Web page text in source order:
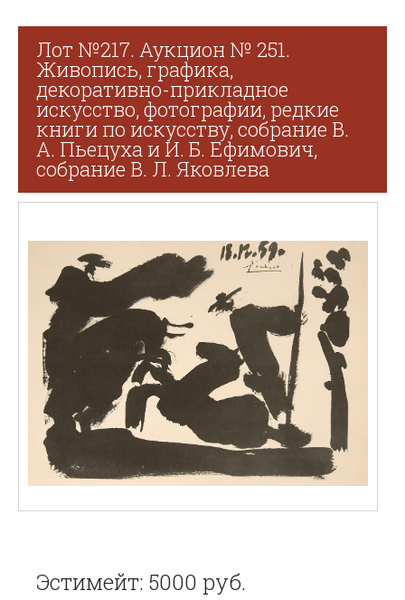
Лот №217. Аукцион № 251.
Живопись, графика,
декоративно-прикладное
искусство, фотографии, редкие
книги по искусству, собрание В.
А. Пьецуха и И. Б. Ефимович,
собрание В. Л. Яковлева
Эстимейт: 5000 руб.